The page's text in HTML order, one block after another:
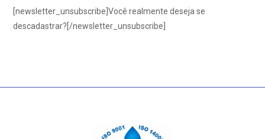
[newsletter_unsubscribe]Você realmente deseja se
descadastrar?[/newsletter_unsubscribe]